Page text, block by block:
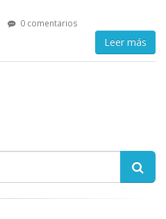
0 comentarios
Leer más